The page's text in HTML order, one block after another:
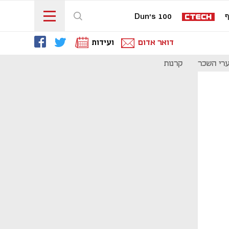
Dun's 100
דואר אדום ועידות
השכר קרנות